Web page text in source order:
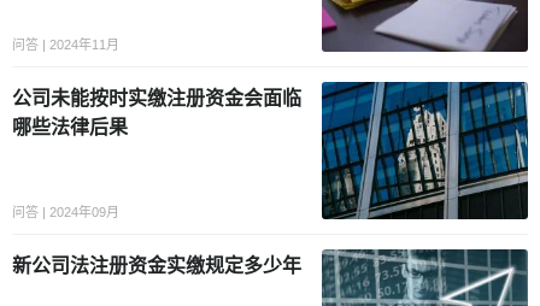
问答 | 2024年11月
公司未能按时实缴注册资金会面临
哪些法律后果
问答 | 2024年09月
新公司法注册资金实缴规定多少年